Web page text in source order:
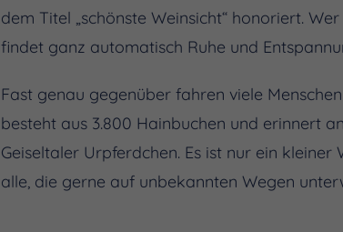
dem Titel „schönste Weinsicht“ honoriert.
findet ganz automatisch Ruhe und
Fast genau gegenüber fahren viele
besteht aus 3.800 Hainbuchen und erinnert
Geiseltaler Urpferdchen. Es ist nur ein
alle, die gerne auf unbekannten Wegen